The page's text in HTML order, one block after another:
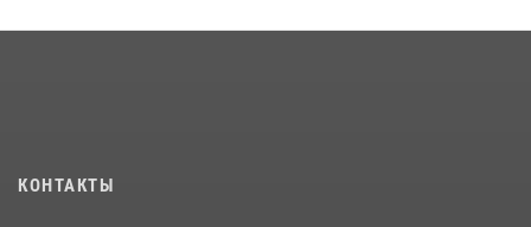
КОНТАКТЫ